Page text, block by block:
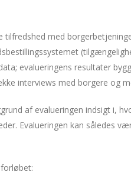
tilfredshed med
evalueringens resultater
interviews med borgere og
af evalueringen indsigt i,
Evalueringen kan således